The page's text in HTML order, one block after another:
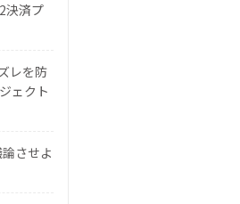
決済プ
レを防
ェクト
させよ